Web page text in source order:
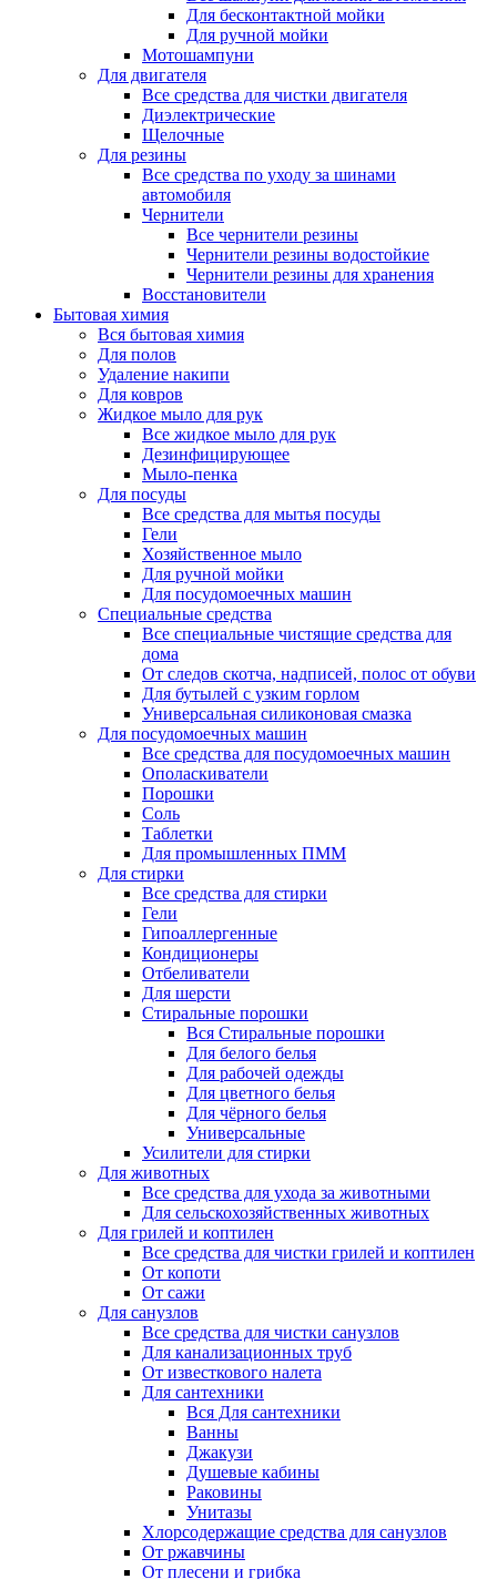
Для бесконтактной мойки
Для ручной мойки
Мотошампуни
Для двигателя
Все средства для чистки двигателя
Диэлектрические
Щелочные
Для резины
Все средства по уходу за шинами
автомобиля
Чернители
Все чернители резины
Чернители резины водостойкие
Чернители резины для хранения
Восстановители
Бытовая химия
Вся бытовая химия
Для полов
Удаление накипи
Для ковров
Жидкое мыло для рук
Все жидкое мыло для рук
Дезинфицирующее
Мыло-пенка
Для посуды
Все средства для мытья посуды
Гели
Хозяйственное мыло
Для ручной мойки
Для посудомоечных машин
Специальные средства
Все специальные чистящие средства для
дома
От следов скотча, надписей, полос от обуви
Для бутылей с узким горлом
Универсальная силиконовая смазка
Для посудомоечных машин
Все средства для посудомоечных машин
Ополаскиватели
Порошки
Соль
Таблетки
Для промышленных ПММ
Для стирки
Все средства для стирки
Гели
Гипоаллергенные
Кондиционеры
Отбеливатели
Для шерсти
Стиральные порошки
Вся Стиральные порошки
Для белого белья
Для рабочей одежды
Для цветного белья
Для чёрного белья
Универсальные
Усилители для стирки
Для животных
Все средства для ухода за животными
Для сельскохозяйственных животных
Для грилей и коптилен
Все средства для чистки грилей и коптилен
От копоти
От сажи
Для санузлов
Все средства для чистки санузлов
Для канализационных труб
От известкового налета
Для сантехники
Вся Для сантехники
Ванны
Джакузи
Душевые кабины
Раковины
Унитазы
Хлорсодержащие средства для санузлов
От ржавчины
От плесени и грибка